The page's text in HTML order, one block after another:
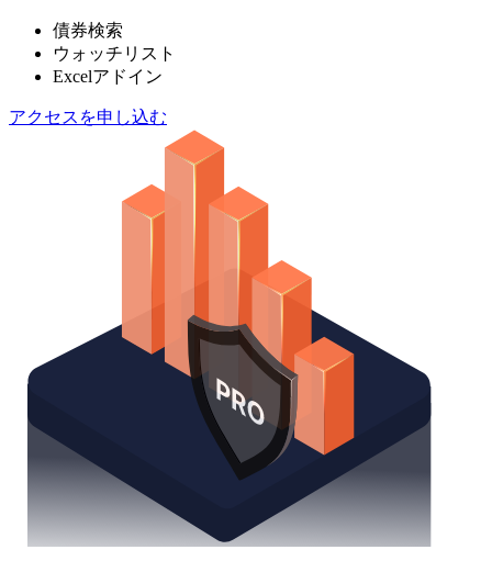
債券検索
ウォッチリスト
Excelアドイン
アクセスを申し込む